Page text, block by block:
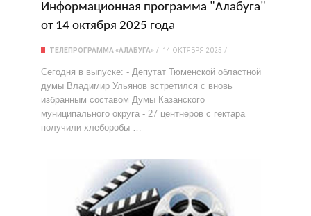
Информационная программа "Алабуга"
от 14 октября 2025 года
ТЕЛЕПРОГРАММА «АЛАБУГА» 14 ОКТЯБРЯ 2025
Сегодня в выпуске: - Депутат Тюменской областной
думы Владимир Ульянов встретился с вновь
избранным составом Думы Казанского
муниципального округа - 27 центнеров с гектара
получили хлеборобы …